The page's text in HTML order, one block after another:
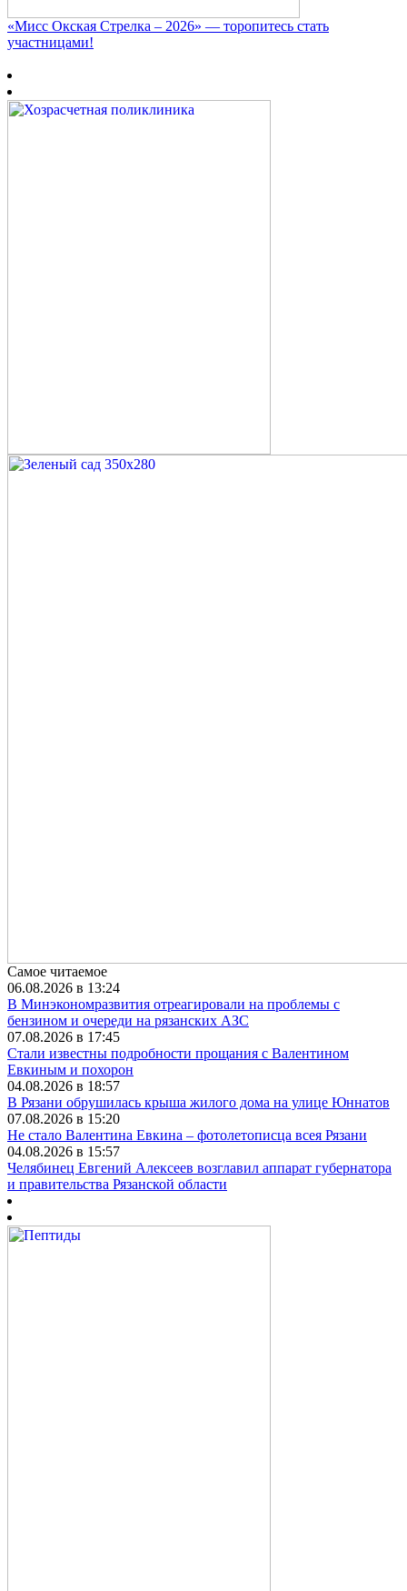
«Мисс Окская Стрелка – 2026» — торопитесь стать
участницами!
Самое читаемое
06.08.2026 в 13:24
В Минэкономразвития отреагировали на проблемы с
бензином и очереди на рязанских АЗС
07.08.2026 в 17:45
Стали известны подробности прощания с Валентином
Евкиным и похорон
04.08.2026 в 18:57
В Рязани обрушилась крыша жилого дома на улице Юннатов
07.08.2026 в 15:20
Не стало Валентина Евкина – фотолетописца всея Рязани
04.08.2026 в 15:57
Челябинец Евгений Алексеев возглавил аппарат губернатора
и правительства Рязанской области